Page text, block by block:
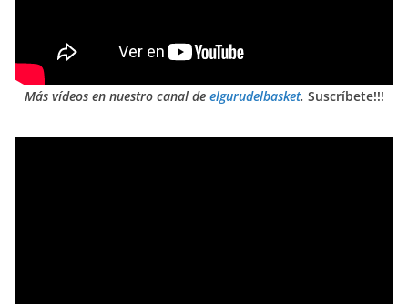
Más vídeos en nuestro canal de elgurudelbasket. Suscríbete!!!